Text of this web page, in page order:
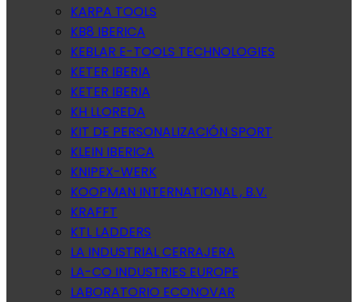
KARPA TOOLS
KB8 IBERICA
KEBLAR E-TOOLS TECHNOLOGIES
KETER IBERIA
KETER IBERIA
KH LLOREDA
KIT DE PERSONALIZACIÓN SPORT
KLEIN IBERICA
KNIPEX-WERK
KOOPMAN INTERNATIONAL , B.V.
KRAFFT
KTL LADDERS
LA INDUSTRIAL CERRAJERA
LA-CO INDUSTRIES EUROPE
LABORATORIO ECONOVAR